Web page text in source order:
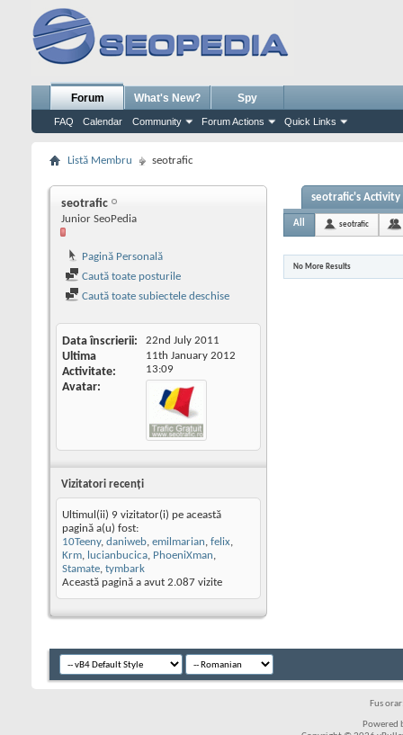
Forum
FAQ Calendar Community Forum Actions Quick Links
What's New? Spy
Listă Membru seotrafic
seotrafic
Junior SeoPedia
Pagină Personală
Caută toate posturile
Caută toate subiectele deschise
Data înscrierii 22nd July 2011
Ultima
Activitate
11th January 2012
13:09
Avatar
Vizitatori recenţi
Ultimul(ii) 9 vizitator(i) pe această
pagină a(u) fost:
10Teeny, daniweb, emilmarian, felix,
Krm, lucianbucica, PhoeniXman,
Stamate, tymbark
Această pagină a avut 2.087 vizite
seotrafic's Activity
All seotrafic
No More Results
Fus
Powered